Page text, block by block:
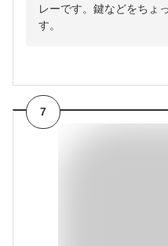
レーです。鍵などをちょ
す。
7